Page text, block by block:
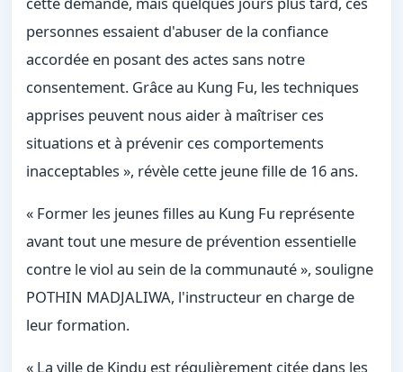
personnes essaient d'abuser de la confiance
accordée en posant des actes sans notre
consentement. Grâce au Kung Fu, les techniques
apprises peuvent nous aider à maîtriser ces
situations et à prévenir ces comportements
inacceptables », révèle cette jeune fille de 16 ans.
« Former les jeunes filles au Kung Fu représente
avant tout une mesure de prévention essentielle
contre le viol au sein de la communauté », souligne
POTHIN MADJALIWA, l'instructeur en charge de
leur formation.
« La ville de Kindu est régulièrement citée dans les